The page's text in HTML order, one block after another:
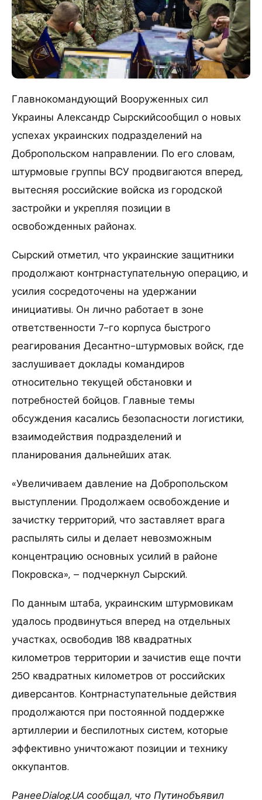
Главнокомандующий Вооруженных сил
Украины Александр Сырскийсообщил о новых
успехах украинских подразделений на
Добропольском направлении. По его словам,
штурмовые группы ВСУ продвигаются вперед,
вытесняя российские войска из городской
застройки и укрепляя позиции в
освобожденных районах.
Сырский отметил, что украинские защитники
продолжают контрнаступательную операцию, и
усилия сосредоточены на удержании
инициативы. Он лично работает в зоне
ответственности 7-го корпуса быстрого
реагирования Десантно-штурмовых войск, где
заслушивает доклады командиров
относительно текущей обстановки и
потребностей бойцов. Главные темы
обсуждения касались безопасности логистики,
взаимодействия подразделений и
планирования дальнейших атак.
«Увеличиваем давление на Добропольском
выступлении. Продолжаем освобождение и
зачистку территорий, что заставляет врага
распылять силы и делает невозможным
концентрацию основных усилий в районе
Покровска», – подчеркнул Сырский.
По данным штаба, украинским штурмовикам
удалось продвинуться вперед на отдельных
участках, освободив 188 квадратных
километров территории и зачистив еще почти
250 квадратных километров от российских
диверсантов. Контрнаступательные действия
продолжаются при постоянной поддержке
артиллерии и беспилотных систем, которые
эффективно уничтожают позиции и технику
оккупантов.
РанееDialog.UA сообщал, что Путинобъявил